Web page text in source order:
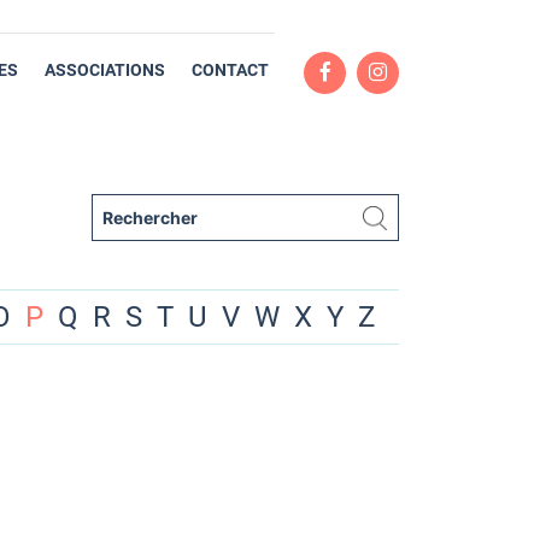
ASSOCIATIONS CONTACT
P Q R S T U V W X Y Z